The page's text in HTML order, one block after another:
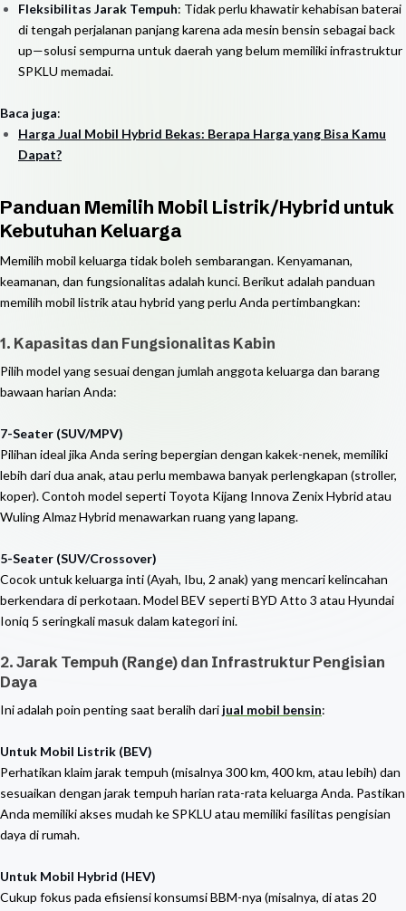
Fleksibilitas Jarak Tempuh: Tidak perlu khawatir kehabisan baterai
di tengah perjalanan panjang karena ada mesin bensin sebagai back
up—solusi sempurna untuk daerah yang belum memiliki infrastruktur
SPKLU memadai.
Baca juga:
Harga Jual Mobil Hybrid Bekas: Berapa Harga yang Bisa Kamu
Dapat?
Panduan Memilih Mobil Listrik/Hybrid untuk
Kebutuhan Keluarga
Memilih mobil keluarga tidak boleh sembarangan. Kenyamanan,
keamanan, dan fungsionalitas adalah kunci. Berikut adalah panduan
memilih mobil listrik atau hybrid yang perlu Anda pertimbangkan:
1. Kapasitas dan Fungsionalitas Kabin
Pilih model yang sesuai dengan jumlah anggota keluarga dan barang
bawaan harian Anda:
7-Seater (SUV/MPV)
Pilihan ideal jika Anda sering bepergian dengan kakek-nenek, memiliki
lebih dari dua anak, atau perlu membawa banyak perlengkapan (stroller,
koper). Contoh model seperti Toyota Kijang Innova Zenix Hybrid atau
Wuling Almaz Hybrid menawarkan ruang yang lapang.
5-Seater (SUV/Crossover)
Cocok untuk keluarga inti (Ayah, Ibu, 2 anak) yang mencari kelincahan
berkendara di perkotaan. Model BEV seperti BYD Atto 3 atau Hyundai
Ioniq 5 seringkali masuk dalam kategori ini.
2. Jarak Tempuh (Range) dan Infrastruktur Pengisian
Daya
Ini adalah poin penting saat beralih dari jual mobil bensin:
Untuk Mobil Listrik (BEV)
Perhatikan klaim jarak tempuh (misalnya 300 km, 400 km, atau lebih) dan
sesuaikan dengan jarak tempuh harian rata-rata keluarga Anda. Pastikan
Anda memiliki akses mudah ke SPKLU atau memiliki fasilitas pengisian
daya di rumah.
Untuk Mobil Hybrid (HEV)
Cukup fokus pada efisiensi konsumsi BBM-nya (misalnya, di atas 20